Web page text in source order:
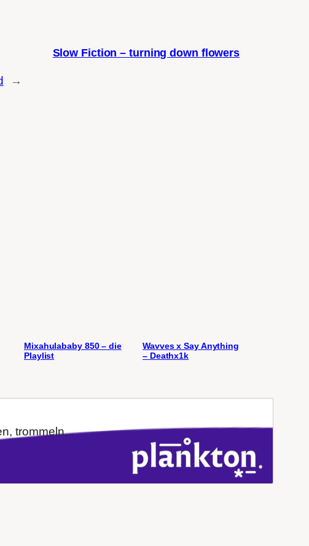
→
Slow Fiction – turning down flowers
Mixahulababy 850 – die
Playlist
Wavves x Say Anything
– Deathx1k
trommeln...